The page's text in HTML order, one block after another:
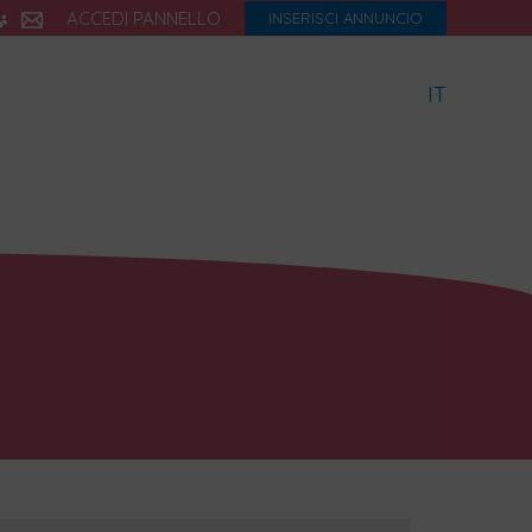
ACCEDI PANNELLO INSERISCI ANNUNCIO
IT